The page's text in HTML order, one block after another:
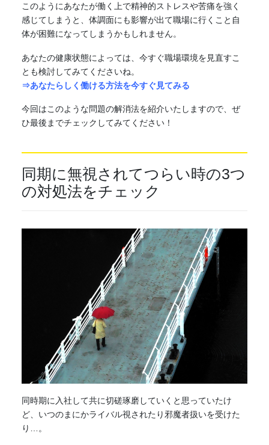
このようにあなたが働く上で精神的ストレスや苦痛を強く
感じてしまうと、体調面にも影響が出て職場に行くこと自
体が困難になってしまうかもしれません。
あなたの健康状態によっては、今すぐ職場環境を見直すこ
とも検討してみてくださいね。
⇒あなたらしく働ける方法を今すぐ見てみる
今回はこのような問題の解消法を紹介いたしますので、ぜ
ひ最後までチェックしてみてください！
同期に無視されてつらい時の3つ
の対処法をチェック
同時期に入社して共に切磋琢磨していくと思っていたけ
ど、いつのまにかライバル視されたり邪魔者扱いを受けた
り…。